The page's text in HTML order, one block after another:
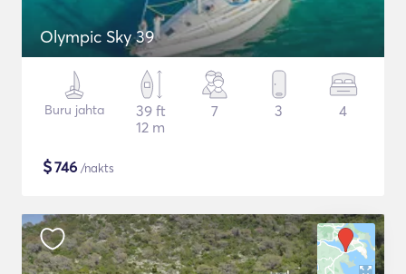
Olympic Sky 39
Buru jahta
39 ft
12 m
7 3 4
$746 /nakts